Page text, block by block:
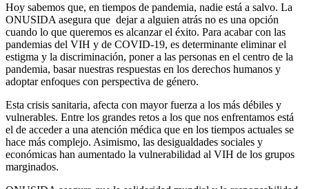
Hoy sabemos que, en tiempos de pandemia, nadie está a salvo. La
ONUSIDA asegura que dejar a alguien atrás no es una opción
cuando lo que queremos es alcanzar el éxito. Para acabar con las
pandemias del VIH y de COVID-19, es determinante eliminar el
estigma y la discriminación, poner a las personas en el centro de la
pandemia, basar nuestras respuestas en los derechos humanos y
adoptar enfoques con perspectiva de género.
Esta crisis sanitaria, afecta con mayor fuerza a los más débiles y
vulnerables. Entre los grandes retos a los que nos enfrentamos está
el de acceder a una atención médica que en los tiempos actuales se
hace más complejo. Asimismo, las desigualdades sociales y
económicas han aumentado la vulnerabilidad al VIH de los grupos
marginados.